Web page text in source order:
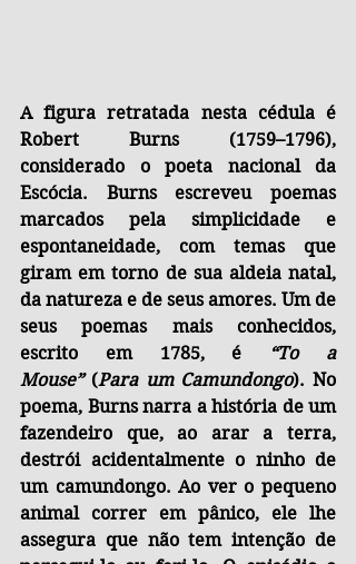
A figura retratada nesta cédula é
Robert Burns (1759–1796),
considerado o poeta nacional da
Escócia. Burns escreveu poemas
marcados pela simplicidade e
espontaneidade, com temas que
giram em torno de sua aldeia natal,
da natureza e de seus amores. Um de
seus poemas mais conhecidos,
escrito em 1785, é
“To a
Mouse” (Para um Camundongo). No
poema, Burns narra a história de um
fazendeiro que, ao arar a terra,
destrói acidentalmente o ninho de
um camundongo. Ao ver o pequeno
animal correr em pânico, ele lhe
assegura que não tem intenção de